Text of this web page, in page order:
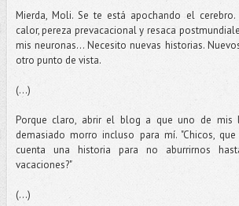
Mierda, Moli. Se te está apochando el
calor, pereza prevacacional y resaca
mis neuronas... Necesito nuevas historias.
otro punto de vista.
(...)
Porque claro, abrir el blog a que uno de mis
demasiado morro incluso para mí. "Chicos,
cuenta una historia para no aburrirnos
vacaciones?"
(...)